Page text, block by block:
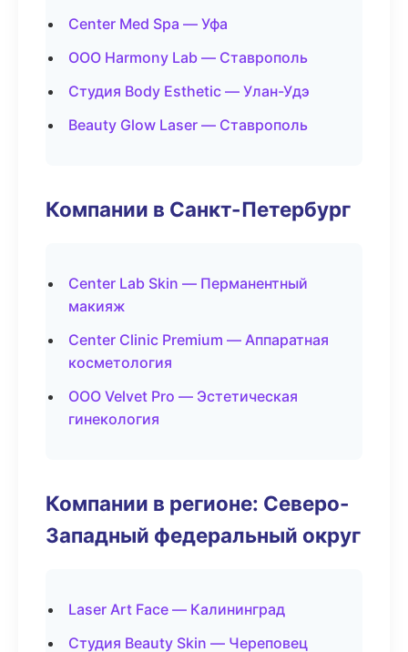
Center Med Spa — Уфа
ООО Harmony Lab — Ставрополь
Студия Body Esthetic — Улан-Удэ
Beauty Glow Laser — Ставрополь
Компании в Санкт-Петербург
Center Lab Skin — Перманентный
макияж
Center Clinic Premium — Аппаратная
косметология
ООО Velvet Pro — Эстетическая
гинекология
Компании в регионе: Северо-
Западный федеральный округ
Laser Art Face — Калининград
Студия Beauty Skin — Череповец